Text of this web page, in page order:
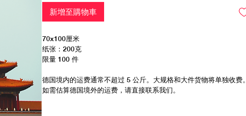
新增至購物車
70x100厘米
纸张：200克
限量 100 件
德国境内的运费通常不超过 5 公斤。大规格和大件货物将单独收费。
如需估算德国境外的运费，请直接联系我们。